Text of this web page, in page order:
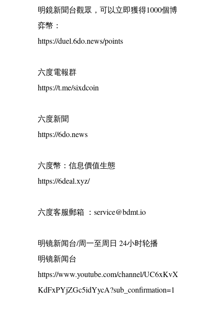
明鏡新聞台觀眾，可以立即獲得1000個博
弈幣：
https://duel.6do.news/points
六度電報群
https://t.me/sixdcoin
六度新聞
https://6do.news
六度幣：信息價值生態
https://6deal.xyz/
六度客服郵箱 ：service@bdmt.io
明镜新闻台/周一至周日 24小时轮播
明镜新闻台
https://www.youtube.com/channel/UC6xKvX
KdFxPYjZGc5idYycA?sub_confirmation=1